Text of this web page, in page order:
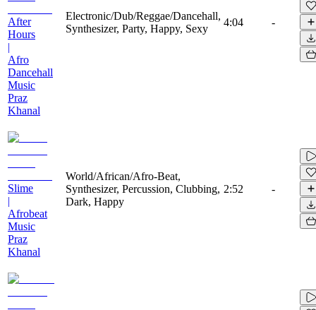
After
Hours
|
Afro
Dancehall
Music
Praz
Khanal
Electronic/Dub/Reggae/Dancehall,
Synthesizer, Party, Happy, Sexy
4:04 -
Slime
|
Afrobeat
Music
Praz
Khanal
World/African/Afro-Beat,
Synthesizer, Percussion, Clubbing,
Dark, Happy
2:52 -